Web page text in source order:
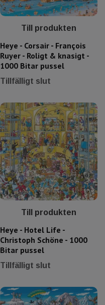
Till produkten
Heye - Corsair - François
Ruyer - Roligt & knasigt -
1000 Bitar pussel
Tillfälligt slut
Till produkten
Heye - Hotel Life -
Christoph Schöne - 1000
Bitar pussel
Tillfälligt slut